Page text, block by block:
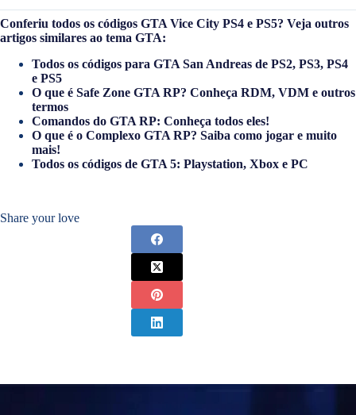
Conferiu todos os códigos GTA Vice City PS4 e PS5? Veja outros
artigos similares ao tema GTA:
Todos os códigos para GTA San Andreas de PS2, PS3, PS4
e PS5
O que é Safe Zone GTA RP? Conheça RDM, VDM e outros
termos
Comandos do GTA RP: Conheça todos eles!
O que é o Complexo GTA RP? Saiba como jogar e muito
mais!
Todos os códigos de GTA 5: Playstation, Xbox e PC
Share your love